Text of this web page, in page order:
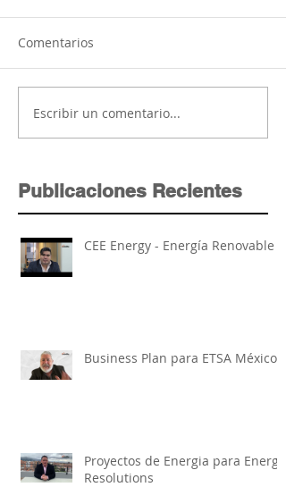
Comentarios
Escribir un comentario...
Publicaciones Recientes
CEE Energy - Energía Renovable
Business Plan para ETSA México
Proyectos de Energia para Energy
Resolutions